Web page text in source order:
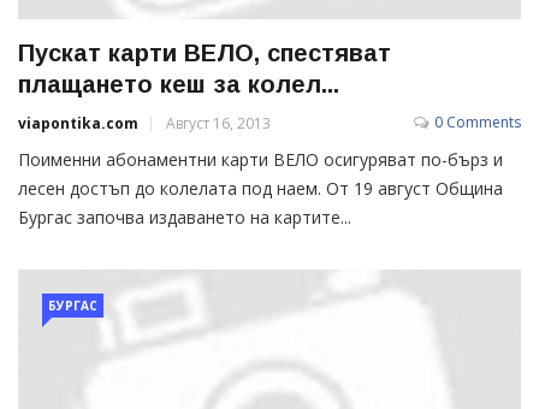
Пускат карти ВЕЛО, спестяват
плащането кеш за колел...
viapontika.com Август 16, 2013 0 Comments
Поименни абонаментни карти ВЕЛО осигуряват по-бърз и
лесен достъп до колелата под наем. От 19 август Община
Бургас започва издаването на картите...
БУРГАС